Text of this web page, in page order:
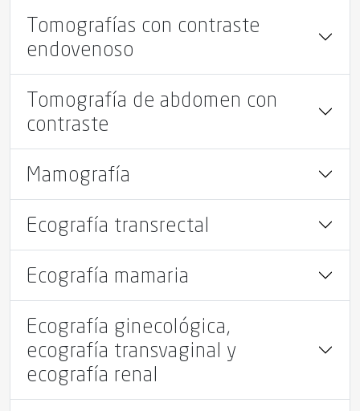
Tomografías con contraste
endovenoso
Tomografía de abdomen con
contraste
Mamografía
Ecografía transrectal
Ecografía mamaria
Ecografía ginecológica,
ecografía transvaginal y
ecografía renal